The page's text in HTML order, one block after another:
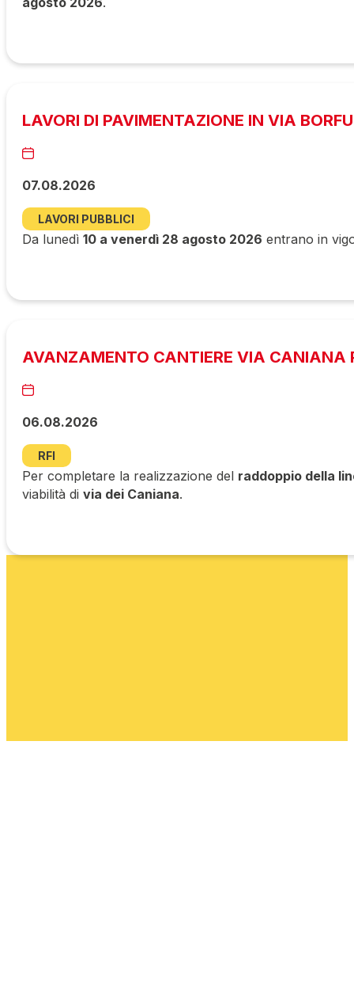
LAVORI DI PAVIMENTAZIONE IN VIA
07.08.2026
LAVORI PUBBLICI
Da lunedì 10 a venerdì 28 agosto 2026 entrano in
AVANZAMENTO CANTIERE VIA CANIANA
06.08.2026
RFI
Per completare la realizzazione del raddoppio della
viabilità di via dei Caniana.